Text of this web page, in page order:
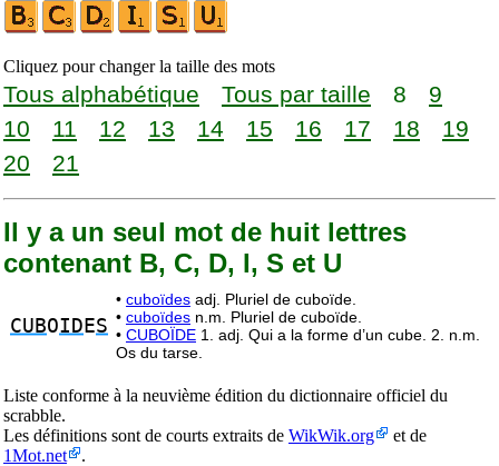
Cliquez pour changer la taille des mots
Tous alphabétique Tous par taille 8
9
10
11 12 13 14 15 16 17 18
19
20
21
Il y a un seul mot de huit lettres
contenant B, C, D, I, S et U
CUBOID ES
• cuboïdes adj. Pluriel de cuboïde.
• cuboïdes n.m. Pluriel de cuboïde.
• CUBOÏDE 1. adj. Qui a la forme d’un cube. 2. n.m.
Os du tarse.
Liste conforme à la neuvième édition du dictionnaire officiel du
scrabble.
Les définitions sont de courts extraits de WikWik.org
et de
1Mot.net
.